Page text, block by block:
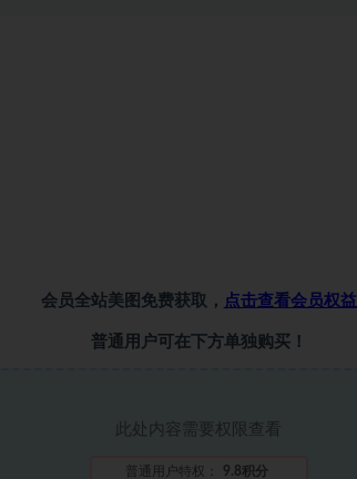
会员全站美图免费获取， 点击查看会员权益
普通用户可在下方单独购买！
此处内容需要权限查看
普通用户特权： 9.8积分